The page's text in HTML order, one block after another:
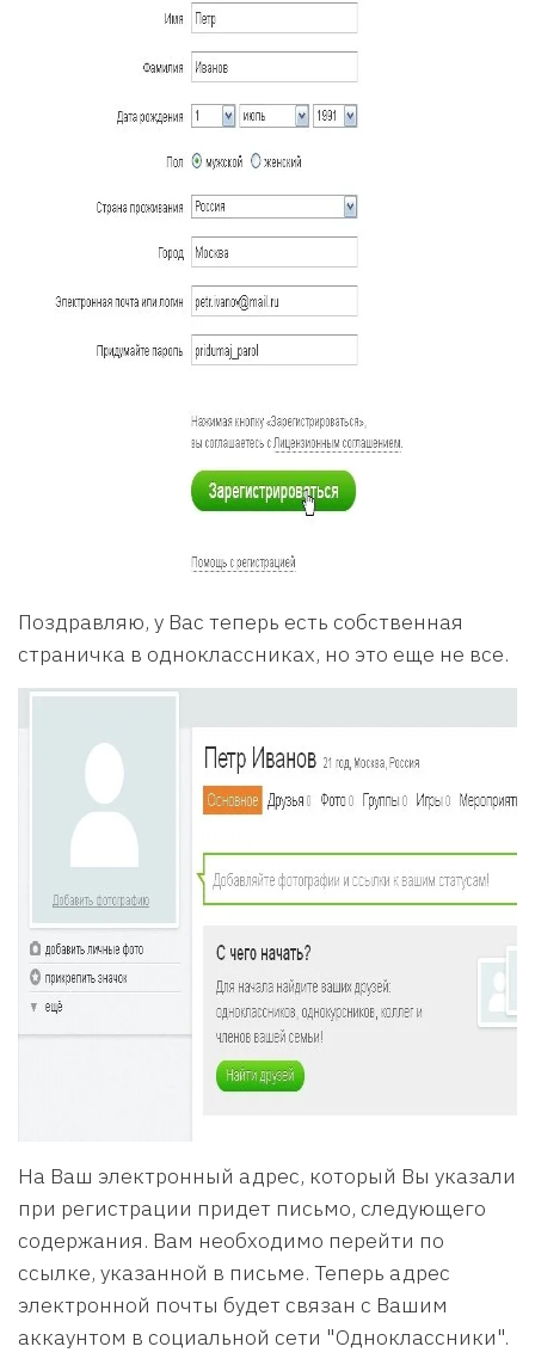
Поздравляю, у Вас теперь есть собственная
страничка в одноклассниках, но это еще не все.
На Ваш электронный адрес, который Вы указали
при регистрации придет письмо, следующего
содержания. Вам необходимо перейти по
ссылке, указанной в письме. Теперь адрес
электронной почты будет связан с Вашим
аккаунтом в социальной сети "Одноклассники".